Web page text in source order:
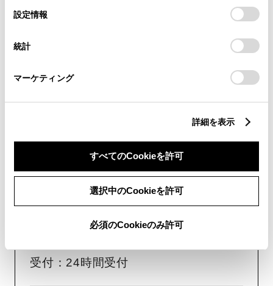
デバイスにすべてのCookie(クッキー)が保存されることに同
意したことになります。Cookie(クッキー)のオプトアウト、
設定の変更、同意を撤回したりするにあたっては、当社の
「Cookie（クッキー）情報の取り扱いについて
」をご覧くだ
設定情報
統計
マーケティング
詳細を表示
すべてのCookieを許可
選択中のCookieを許可
必須のCookieのみ許可
受付：10:00～18:00
チャットでのお問い合わせはお待たせ
受付：24時間受付